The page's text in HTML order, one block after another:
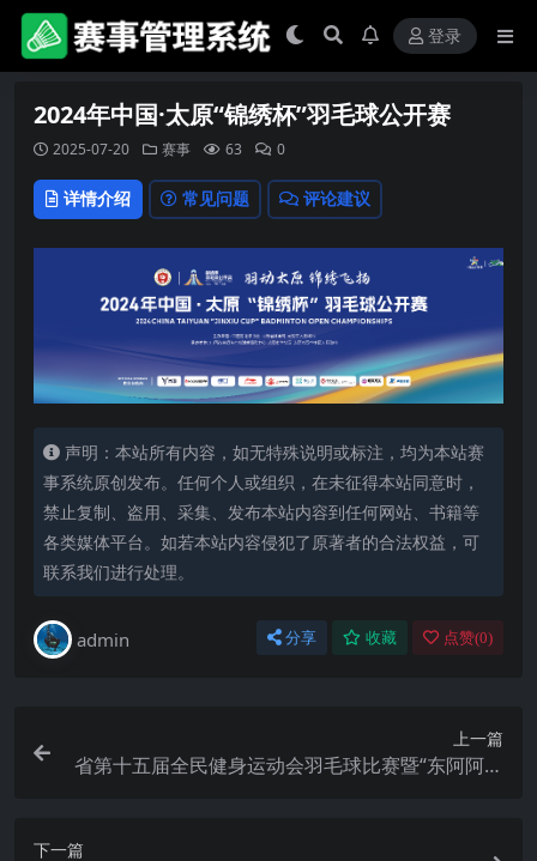
登录
2024年中国·太原“锦绣杯”羽毛球公开赛
2025-07-20 赛事 63 0
详情介绍 常见问题 评论建议
声明：本站所有内容，如无特殊说明或标注，均为本站赛
事系统原创发布。任何个人或组织，在未征得本站同意时，
禁止复制、盗用、采集、发布本站内容到任何网站、书籍等
各类媒体平台。如若本站内容侵犯了原著者的合法权益，可
联系我们进行处理。
admin 分享 收藏 点赞(0)
上一篇
省第十五届全民健身运动会羽毛球比赛暨“东阿阿胶
下一篇